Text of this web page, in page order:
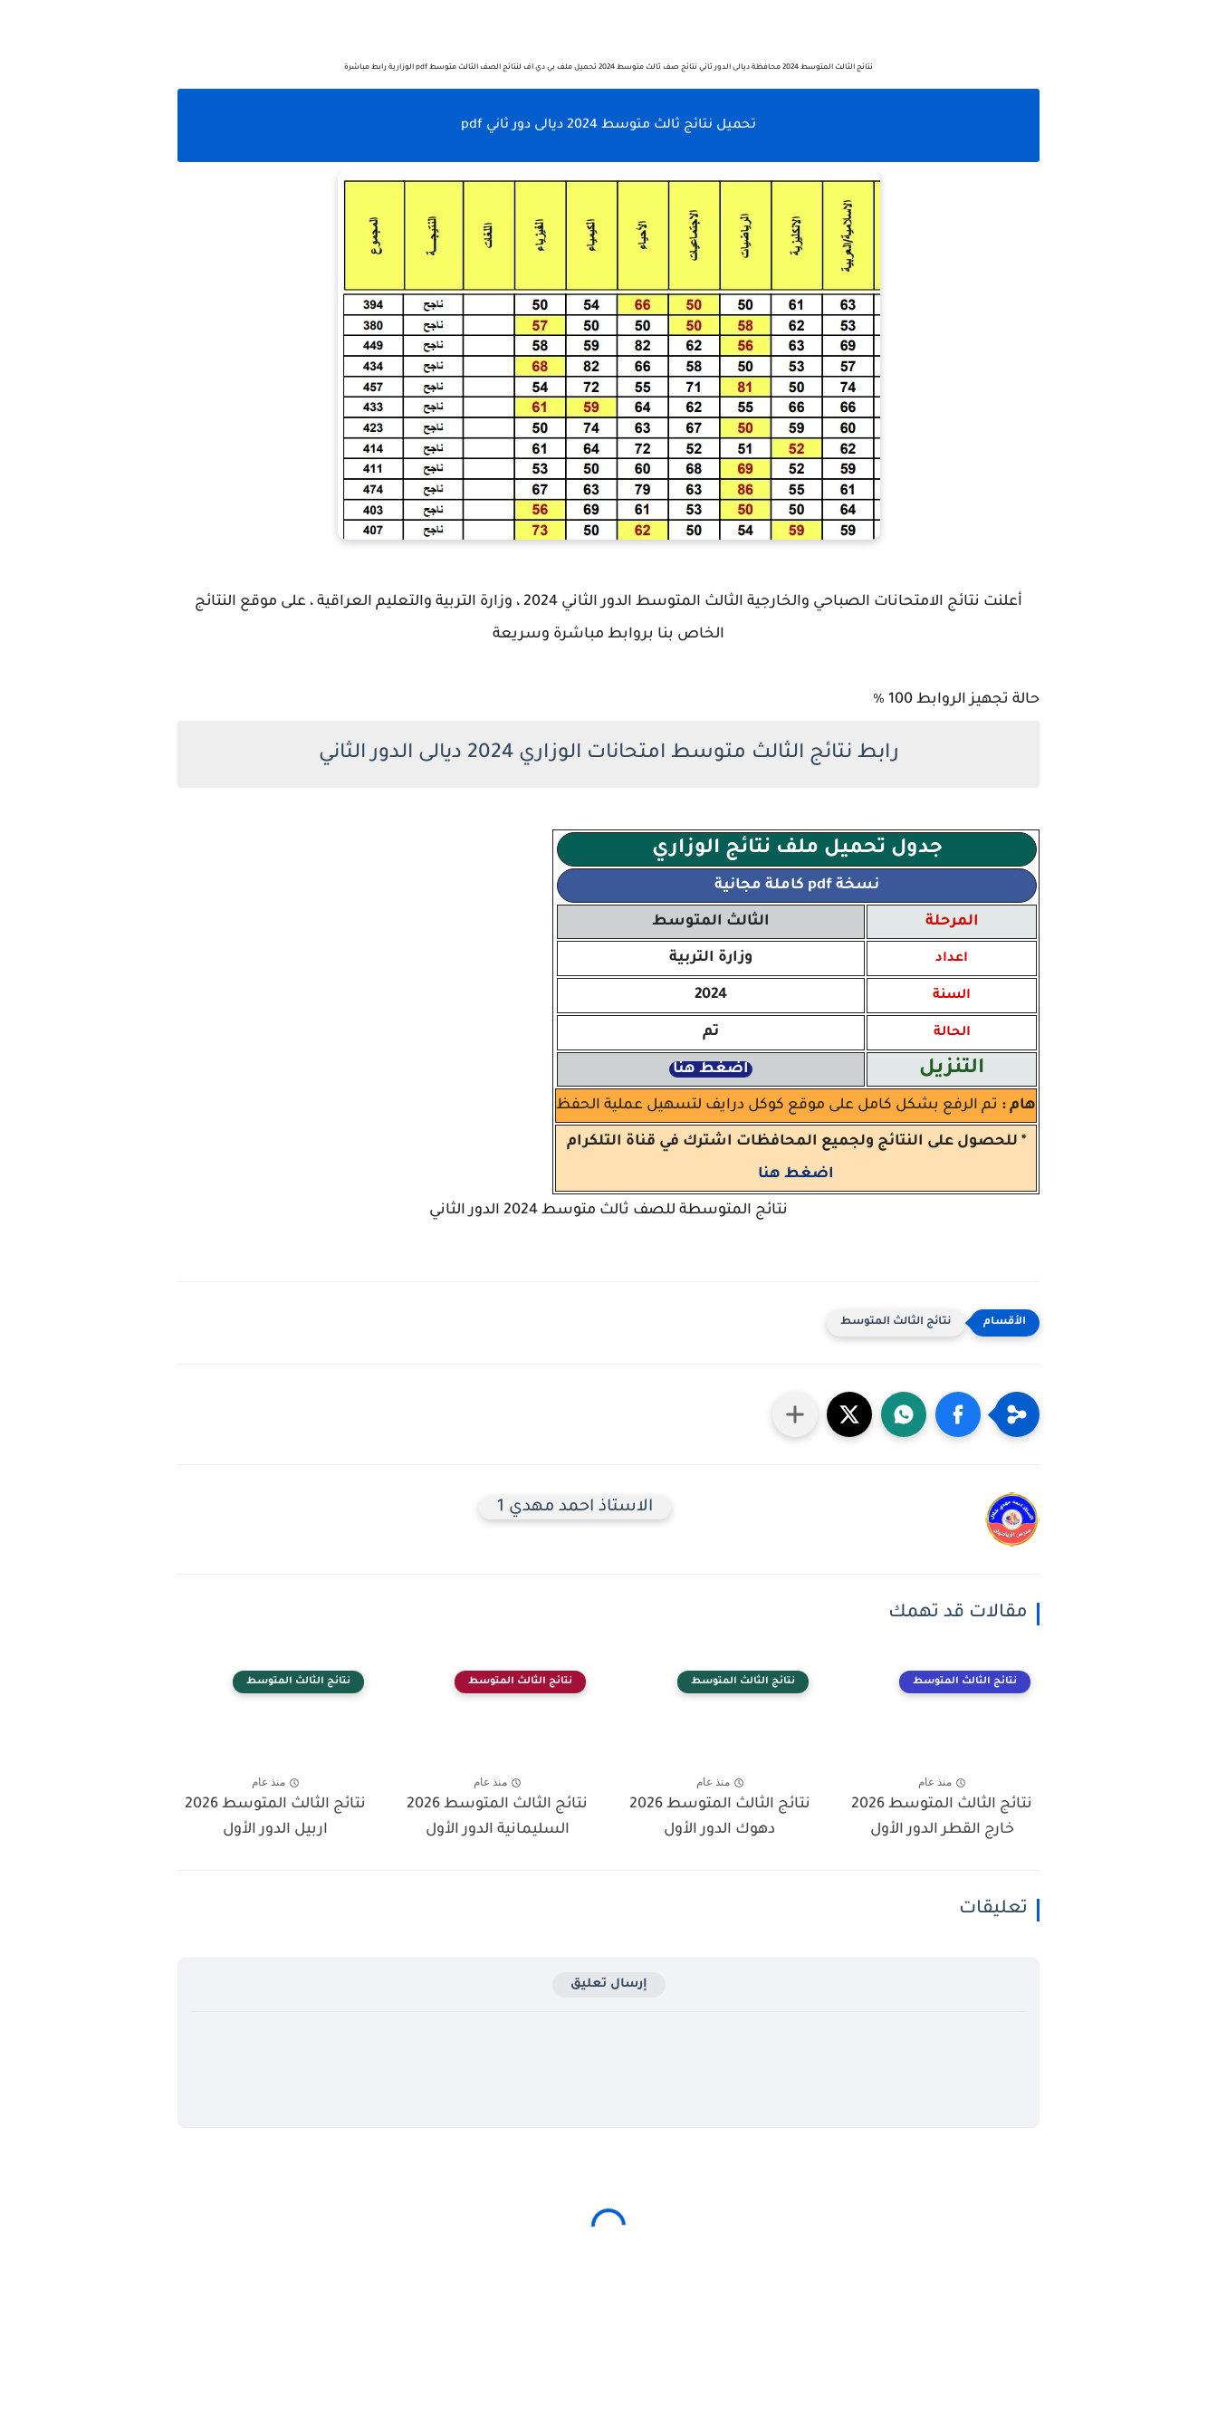
نتائج الثالث المتوسط 2024 محافظة ديالى الدور ثاني نتائج صف ثالث متوسط 2024 تحميل ملف بي دي اف لنتائج الصف الثالث متوسط pdf الوزارية رابط مباشرة
تحميل نتائج ثالث متوسط 2024 ديالى دور ثاني pdf
أعلنت نتائج الامتحانات الصباحي والخارجية الثالث المتوسط الدور الثاني 2024 ، وزارة التربية والتعليم العراقية ، على موقع النتائج
الخاص بنا بروابط مباشرة وسريعة
حالة تجهيز الروابط 100 ٪
رابط نتائج الثالث متوسط امتحانات الوزاري 2024 ديالى الدور الثاني
جدول تحميل ملف نتائج الوزاري
نسخة pdf كاملة مجانية
المرحلة الثالث المتوسط
اعداد وزارة التربية
السنة 2024
الحالة تم
التنزيل اضغط هنا
هام : تم الرفع بشكل كامل على موقع كوكل درايف لتسهيل عملية الحفظ
* للحصول على النتائج ولجميع المحافظات اشترك في قناة التلكرام
اضغط هنا
نتائج المتوسطة للصف ثالث متوسط 2024 الدور الثاني
نتائج الثالث المتوسط
الاستاذ احمد مهدي 1
مقالات قد تهمك
نتائج الثالث المتوسط
منذ عام
نتائج الثالث المتوسط 2026
خارج القطر الدور الأول
نتائج الثالث المتوسط
منذ عام
نتائج الثالث المتوسط 2026
دهوك الدور الأول
نتائج الثالث المتوسط
منذ عام
نتائج الثالث المتوسط 2026
السليمانية الدور الأول
نتائج الثالث المتوسط
منذ عام
نتائج الثالث المتوسط 2026
اربيل الدور الأول
تعليقات
إرسال تعليق